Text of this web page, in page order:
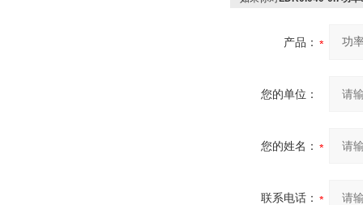
产品：
您的单位：
您的姓名：
联系电话：